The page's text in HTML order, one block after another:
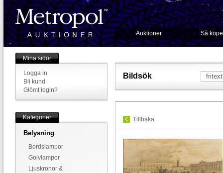
Auktioner Så
Mina sidor
Logga in
Bli kund
Glömt login?
Kategorier
Belysning
Bordslampor
Golvlampor
Ljuskronor &
Bildsök
Tillbaka